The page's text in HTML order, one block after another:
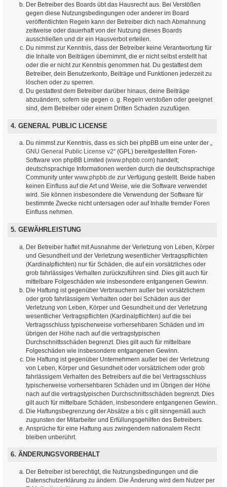
Der Betreiber des Boards übt das Hausrecht aus. Bei Verstößen
gegen diese Nutzungsbedingungen oder anderer im Board
veröffentlichten Regeln kann der Betreiber dich nach Abmahnung
zeitweise oder dauerhaft von der Nutzung dieses Boards
ausschließen und dir ein Hausverbot erteilen.
Du nimmst zur Kenntnis, dass der Betreiber keine Verantwortung für
die Inhalte von Beiträgen übernimmt, die er nicht selbst erstellt hat
oder die er nicht zur Kenntnis genommen hat. Du gestattest dem
Betreiber, dein Benutzerkonto, Beiträge und Funktionen jederzeit zu
löschen oder zu sperren.
Du gestattest dem Betreiber darüber hinaus, deine Beiträge
abzuändern, sofern sie gegen o. g. Regeln verstoßen oder geeignet
sind, dem Betreiber oder einem Dritten Schaden zuzufügen.
4. GENERAL PUBLIC LICENSE
Du nimmst zur Kenntnis, dass es sich bei phpBB um eine unter der „
GNU General Public License v2“ (GPL) bereitgestellten Foren-
Software von phpBB Limited (www.phpbb.com) handelt;
deutschsprachige Informationen werden durch die deutschsprachige
Community unter www.phpbb.de zur Verfügung gestellt. Beide haben
keinen Einfluss auf die Art und Weise, wie die Software verwendet
wird. Sie können insbesondere die Verwendung der Software für
bestimmte Zwecke nicht untersagen oder auf Inhalte fremder Foren
Einfluss nehmen.
5. GEWÄHRLEISTUNG
Der Betreiber haftet mit Ausnahme der Verletzung von Leben, Körper
und Gesundheit und der Verletzung wesentlicher Vertragspflichten
(Kardinalpflichten) nur für Schäden, die auf ein vorsätzliches oder
grob fahrlässiges Verhalten zurückzuführen sind. Dies gilt auch für
mittelbare Folgeschäden wie insbesondere entgangenen Gewinn.
Die Haftung ist gegenüber Verbrauchern außer bei vorsätzlichem
oder grob fahrlässigem Verhalten oder bei Schäden aus der
Verletzung von Leben, Körper und Gesundheit und der Verletzung
wesentlicher Vertragspflichten (Kardinalpflichten) auf die bei
Vertragsschluss typischerweise vorhersehbaren Schäden und im
übrigen der Höhe nach auf die vertragstypischen
Durchschnittsschäden begrenzt. Dies gilt auch für mittelbare
Folgeschäden wie insbesondere entgangenen Gewinn.
Die Haftung ist gegenüber Unternehmern außer bei der Verletzung
von Leben, Körper und Gesundheit oder vorsätzlichem oder grob
fahrlässigem Verhalten des Betreibers auf die bei Vertragsschluss
typischerweise vorhersehbaren Schäden und im Übrigen der Höhe
nach auf die vertragstypischen Durchschnittsschäden begrenzt. Dies
gilt auch für mittelbare Schäden, insbesondere entgangenen Gewinn.
Die Haftungsbegrenzung der Absätze a bis c gilt sinngemäß auch
zugunsten der Mitarbeiter und Erfüllungsgehilfen des Betreibers.
Ansprüche für eine Haftung aus zwingendem nationalem Recht
bleiben unberührt.
6. ÄNDERUNGSVORBEHALT
Der Betreiber ist berechtigt, die Nutzungsbedingungen und die
Datenschutzerklärung zu ändern. Die Änderung wird dem Nutzer per